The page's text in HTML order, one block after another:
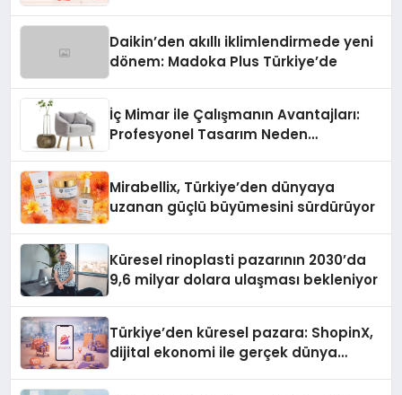
Daikin’den akıllı iklimlendirmede yeni
dönem: Madoka Plus Türkiye’de
İç Mimar ile Çalışmanın Avantajları:
Profesyonel Tasarım Neden
Mirabellix, Türkiye’den dünyaya
uzanan güçlü büyümesini sürdürüyor
Küresel rinoplasti pazarının 2030’da
9,6 milyar dolara ulaşması bekleniyor
Türkiye’den küresel pazara: ShopinX,
dijital ekonomi ile gerçek dünya